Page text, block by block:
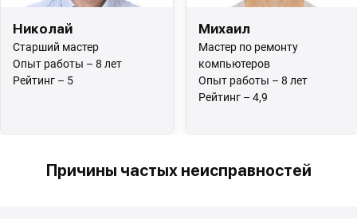
Николай
Старший мастер
Опыт работы – 8 лет
Рейтинг – 5
Михаил
Мастер по ремонту
компьютеров
Опыт работы – 8 лет
Рейтинг – 4,9
Причины частых неисправностей